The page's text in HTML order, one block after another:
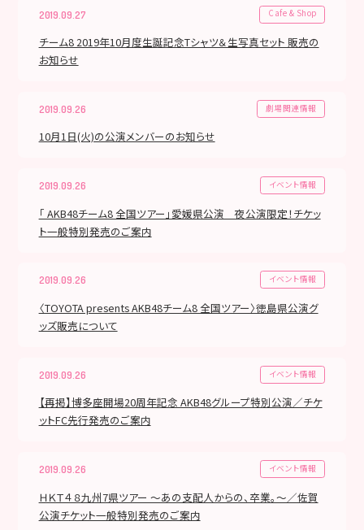
2019.09.27 Cafe & Shop
チーム8 2019年10月度生誕記念Tシャツ＆生写真セット 販売の
お知らせ
2019.09.26 劇場関連情報
10月1日(火)の公演メンバーのお知らせ
2019.09.26 イベント情報
「 AKB48チーム8 全国ツアー」愛媛県公演 夜公演限定！チケッ
ト一般特別発売のご案内
2019.09.26 イベント情報
〈TOYOTA presents AKB48チーム8 全国ツアー〉徳島県公演グ
ッズ販売について
2019.09.26 イベント情報
【再掲】博多座開場20周年記念 AKB48グループ特別公演／チケ
ットFC先行発売のご案内
2019.09.26 イベント情報
ＨＫＴ４８九州7県ツアー 〜あの支配人からの、卒業。〜／佐賀
公演チケット一般特別発売のご案内